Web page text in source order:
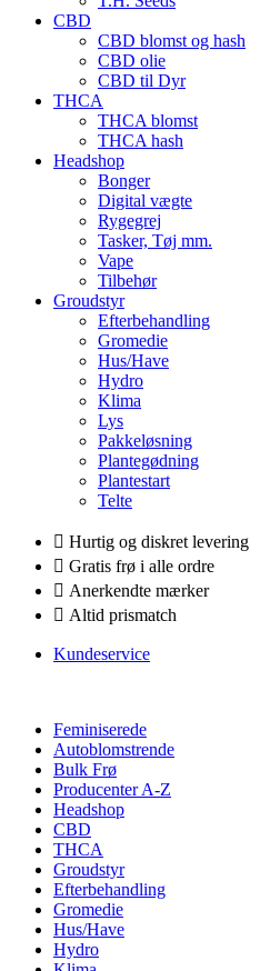
CBD
CBD blomst og hash
CBD olie
CBD til Dyr
THCA
THCA blomst
THCA hash
Headshop
Bonger
Digital vægte
Rygegrej
Tasker, Tøj mm.
Vape
Tilbehør
Groudstyr
Efterbehandling
Gromedie
Hus/Have
Hydro
Klima
Lys
Pakkeløsning
Plantegødning
Plantestart
Telte
Hurtig og diskret levering
Gratis frø i alle ordre
Anerkendte mærker
Altid prismatch
Kundeservice
Feminiserede
Autoblomstrende
Bulk Frø
Producenter A-Z
Headshop
CBD
THCA
Groudstyr
Efterbehandling
Gromedie
Hus/Have
Hydro